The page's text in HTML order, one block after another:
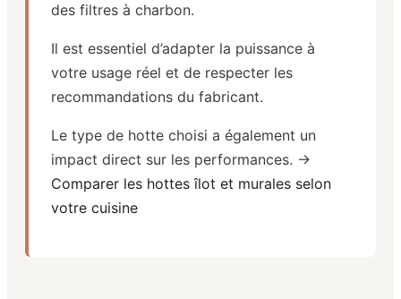
des filtres à charbon.
Il est essentiel d’adapter la puissance à
votre usage réel et de respecter les
recommandations du fabricant.
Le type de hotte choisi a également un
impact direct sur les performances. →
Comparer les hottes îlot et murales selon
votre cuisine